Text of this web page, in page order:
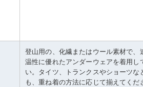
登山用の、化繊またはウール素材で、
温性に優れたアンダーウェアを着用し
い。タイツ、トランクスやショーツな
も、重ね着の方法に応じて揃えてくだ